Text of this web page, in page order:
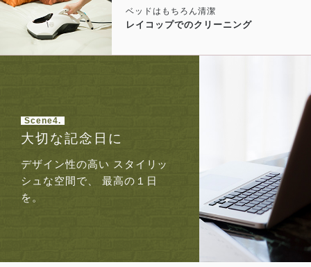
ベッドはもちろん清潔
レイコップでのクリーニング
Scene4.
大切な記念日に
デザイン性の高い スタイリッ
シュな空間で、 最高の１日
を。